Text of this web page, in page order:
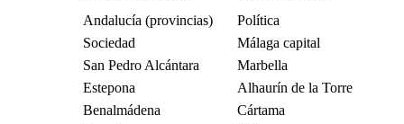
Andalucía (provincias)
Política
Sociedad
Málaga capital
San Pedro Alcántara
Marbella
Estepona
Alhaurín de la Torre
Benalmádena
Cártama